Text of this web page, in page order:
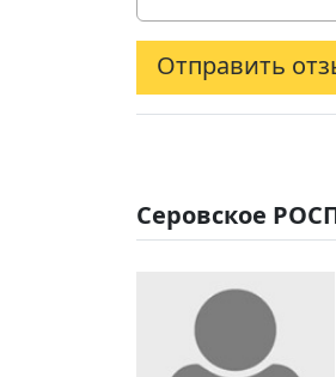
Отправить
Серовское